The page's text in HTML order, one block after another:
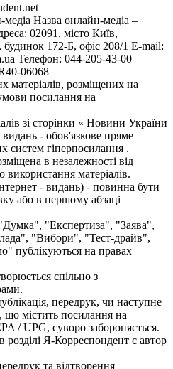
Назва онлайн-медіа –
02091, місто Київ,
172-Б, офіс 208/1 E-mail:
Телефон: 044-205-43-00
06068
матеріалів, розміщених на
посилання на
зі сторінки « Новини України
видань - обов'язкове пряме
систем гіперпосилання .
в незалежності від
використання матеріалів.
- видань) - повинна бути
або в першому абзаці
"Експертиза", "Заява",
"Вибори", "Тест-драйв",
публікуються на правах
спільно з
передрук, чи наступне
що містить посилання на
/ UPG, суворо забороняється.
розділі Я-Корреспондент є автор
та відтворення